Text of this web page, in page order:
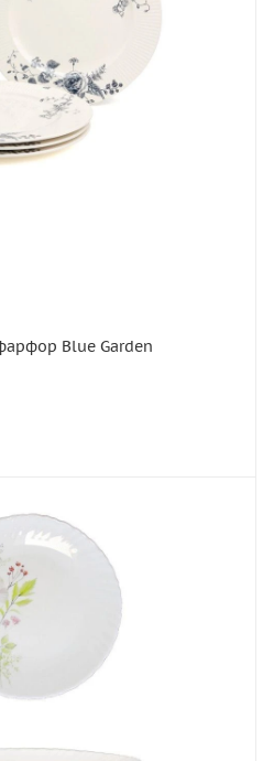
Blue Garden